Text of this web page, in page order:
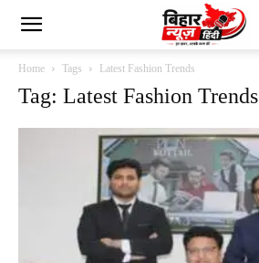
Home Tags Latest Fashion Trends
Tag: Latest Fashion Trends